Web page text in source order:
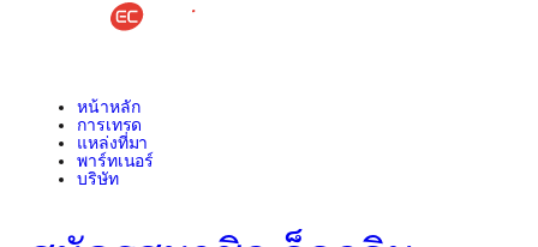
หน้าหลัก
การเทรด
แหล่งที่มา
พาร์ทเนอร์
บริษัท